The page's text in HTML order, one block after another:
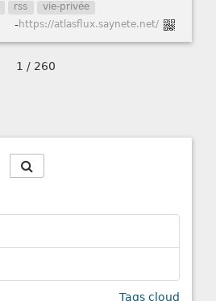
rss vie-privée
-https://atlasflux.saynete.net/
1 / 260
Tags cloud